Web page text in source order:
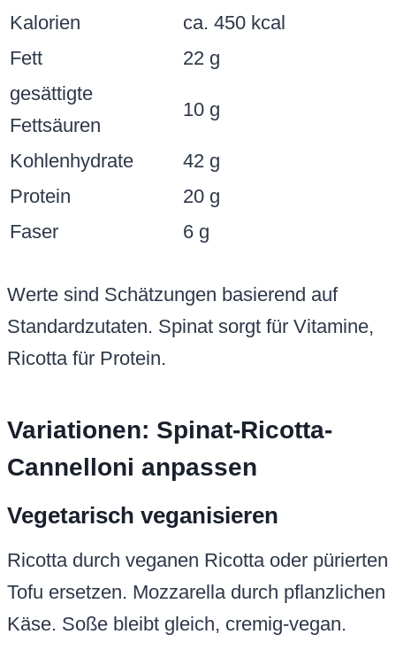
Kalorien
ca. 450 kcal
Fett
22 g
gesättigte
Fettsäuren
10 g
Kohlenhydrate
42 g
Protein
20 g
Faser
6 g
Werte sind Schätzungen basierend auf
Standardzutaten. Spinat sorgt für Vitamine,
Ricotta für Protein.
Variationen: Spinat-Ricotta-
Cannelloni anpassen
Vegetarisch veganisieren
Ricotta durch veganen Ricotta oder pürierten
Tofu ersetzen. Mozzarella durch pflanzlichen
Käse. Soße bleibt gleich, cremig-vegan.